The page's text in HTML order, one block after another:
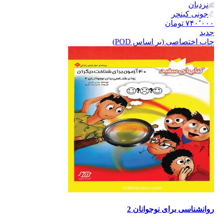
نردبان
جونی کینچر
۷۴۰٬۰۰۰ تومان
جدید
چاپ اختصاصی (بر اساس POD)
روانشناسی برای نوجوانان 2